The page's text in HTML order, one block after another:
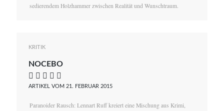
sedierendem Holzhammer zwischen Realität und Wunschtraum.
KRITIK
NOCEBO
    
ARTIKEL VOM 21. FEBRUAR 2015
Paranoider Rausch: Lennart Ruff kreiert eine Mischung aus Krimi,